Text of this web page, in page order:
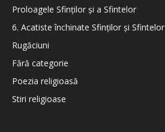
Proloagele Sfinților și a Sfintelor
6. Acatiste închinate Sfinților și Sfintelor
Rugăciuni
Fără categorie
Poezia religioasă
Stiri religioase